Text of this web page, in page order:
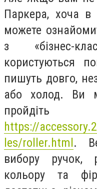
Паркера, хоча
можете
з «бізнес-
користуються
пишуть довго,
або холод. Ви
пройдіть
https://
les/roller.html .
вибору ручок,
кольору та